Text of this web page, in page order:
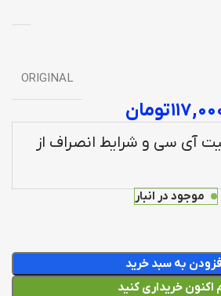
ORIGINAL
تومان
آی سی و شرایط انصراف از
موجود در انبار
به سبد خرید
خریداری کنید